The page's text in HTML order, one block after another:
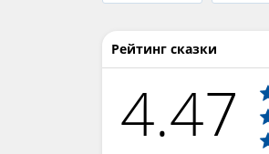
Рейтинг сказки
4.47